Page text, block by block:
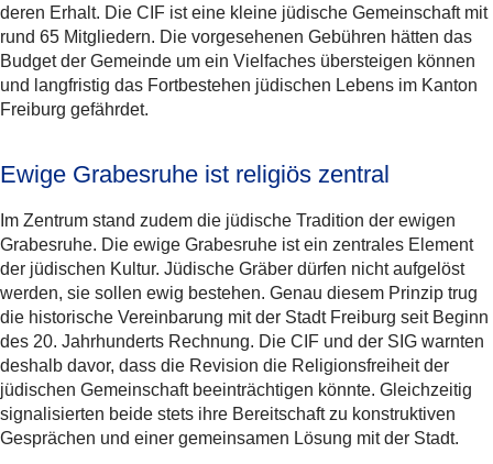
deren Erhalt. Die CIF ist eine kleine jüdische Gemeinschaft mit
rund 65 Mitgliedern. Die vorgesehenen Gebühren hätten das
Budget der Gemeinde um ein Vielfaches übersteigen können
und langfristig das Fortbestehen jüdischen Lebens im Kanton
Freiburg gefährdet.
Ewige Grabesruhe ist religiös zentral
Im Zentrum stand zudem die jüdische Tradition der ewigen
Grabesruhe. Die ewige Grabesruhe ist ein zentrales Element
der jüdischen Kultur. Jüdische Gräber dürfen nicht aufgelöst
werden, sie sollen ewig bestehen. Genau diesem Prinzip trug
die historische Vereinbarung mit der Stadt Freiburg seit Beginn
des 20. Jahrhunderts Rechnung. Die CIF und der SIG warnten
deshalb davor, dass die Revision die Religionsfreiheit der
jüdischen Gemeinschaft beeinträchtigen könnte. Gleichzeitig
signalisierten beide stets ihre Bereitschaft zu konstruktiven
Gesprächen und einer gemeinsamen Lösung mit der Stadt.